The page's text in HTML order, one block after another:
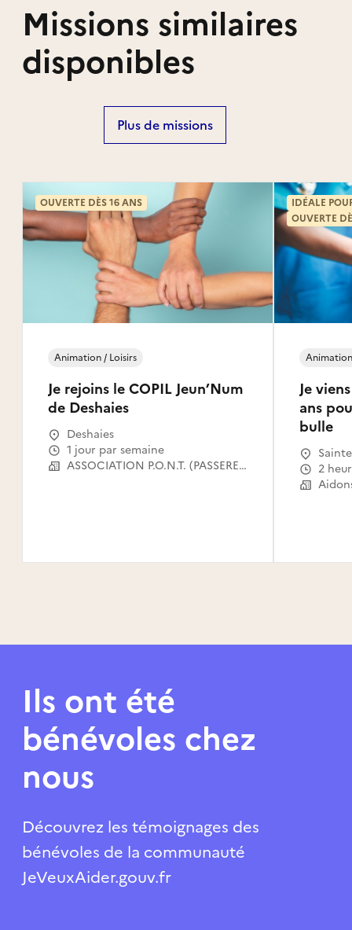
Missions similaires
disponibles
Plus de missions
Je rejoins le COPIL Jeun’Num
de Deshaies
Animation / Loisirs
Deshaies
1 jour par semaine
ASSOCIATION P.O.N.T. (PASSERELLES OUVERTES VERS LE NUMERIQUE POUR TOUS)
OUVERTE DÈS 16 ANS
Je
ans
bulle
2
IDÉALE
OUVERTE
Ils ont été
bénévoles chez
nous
Découvrez les témoignages des
bénévoles de la communauté
JeVeuxAider.gouv.fr